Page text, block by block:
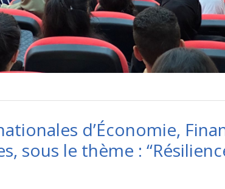
d’Économie,
sous le thème :